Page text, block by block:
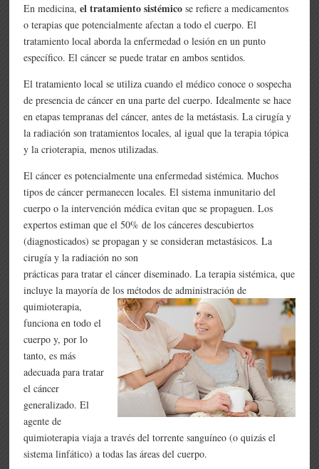
En medicina,el tratamiento sistémico se refiere a medicamentos
o terapias que potencialmente afectan a todo el cuerpo. El
tratamiento local aborda la enfermedad o lesión en un punto
específico. El cáncer se puede tratar en ambos sentidos.
El tratamiento local se utiliza cuando el médico conoce o sospecha
de presencia de cáncer en una parte del cuerpo. Idealmente se hace
en etapas tempranas del cáncer, antes de la metástasis. La cirugía y
la radiación son tratamientos locales, al igual que la terapia tópica
y la crioterapia, menos utilizadas.
El cáncer es potencialmente una enfermedad sistémica. Muchos
tipos de cáncer permanecen locales. El sistema inmunitario del
cuerpo o la intervención médica evitan que se propaguen. Los
expertos estiman que el 50% de los cánceres descubiertos
(diagnosticados) se propagan y se consideran metastásicos. La
cirugía y la radiación no son
prácticas para tratar el cáncer diseminado. La terapia sistémica, que
incluye la mayoría de los métodos de administración de
quimioterapia,
funciona en todo el
cuerpo y, por lo
tanto, es más
adecuada para tratar
el cáncer
generalizado. El
agente de
quimioterapia viaja a través del torrente sanguíneo (o quizás el
sistema linfático) a todas las áreas del cuerpo.